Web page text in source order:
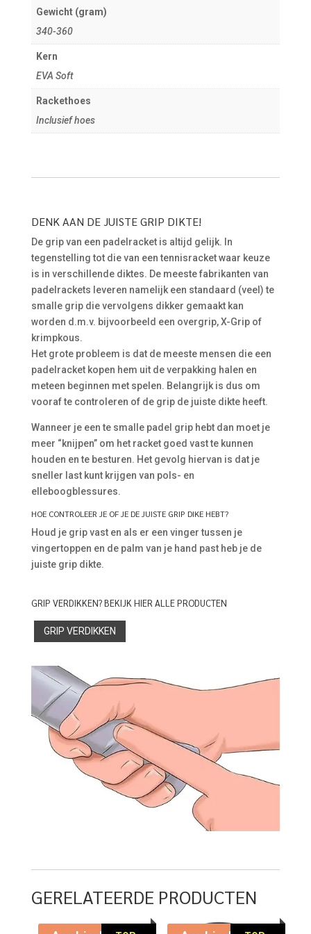
Gewicht (gram)
340-360
Kern
EVA Soft
Rackethoes
Inclusief hoes
DENK AAN DE JUISTE GRIP DIKTE!
De grip van een padelracket is altijd gelijk. In
tegenstelling tot die van een tennisracket waar keuze
is in verschillende diktes. De meeste fabrikanten van
padelrackets leveren namelijk een standaard (veel) te
smalle grip die vervolgens dikker gemaakt kan
worden d.m.v. bijvoorbeeld een overgrip, X-Grip of
krimpkous.
Het grote probleem is dat de meeste mensen die een
padelracket kopen hem uit de verpakking halen en
meteen beginnen met spelen. Belangrijk is dus om
vooraf te controleren of de grip de juiste dikte heeft.
Wanneer je een te smalle padel grip hebt dan moet je
meer “knijpen” om het racket goed vast te kunnen
houden en te besturen. Het gevolg hiervan is dat je
sneller last kunt krijgen van pols- en
elleboogblessures.
HOE CONTROLEER JE OF JE DE JUISTE GRIP DIKE HEBT?
Houd je grip vast en als er een vinger tussen je
vingertoppen en de palm van je hand past heb je de
juiste grip dikte.
GRIP VERDIKKEN? BEKIJK HIER ALLE PRODUCTEN
GRIP VERDIKKEN
GERELATEERDE PRODUCTEN